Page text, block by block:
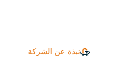
نبذة عن الشركة